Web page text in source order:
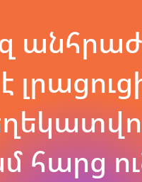
է
հարց